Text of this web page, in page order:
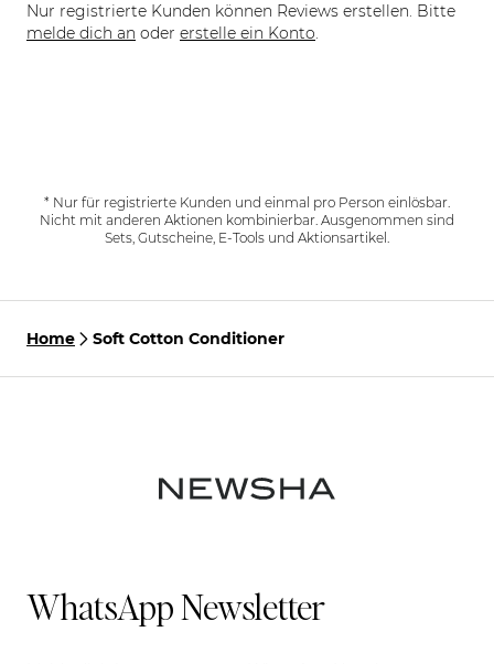
Nur registrierte Kunden können Reviews erstellen. Bitte
melde dich an oder erstelle ein Konto.
* Nur für registrierte Kunden und einmal pro Person einlösbar.
Nicht mit anderen Aktionen kombinierbar. Ausgenommen sind
Sets, Gutscheine, E-Tools und Aktionsartikel.
Home Soft Cotton Conditioner
WhatsApp Newsletter